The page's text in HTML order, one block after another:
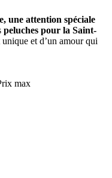
une attention spéciale
peluches pour la Saint-
et d’un amour qui
max